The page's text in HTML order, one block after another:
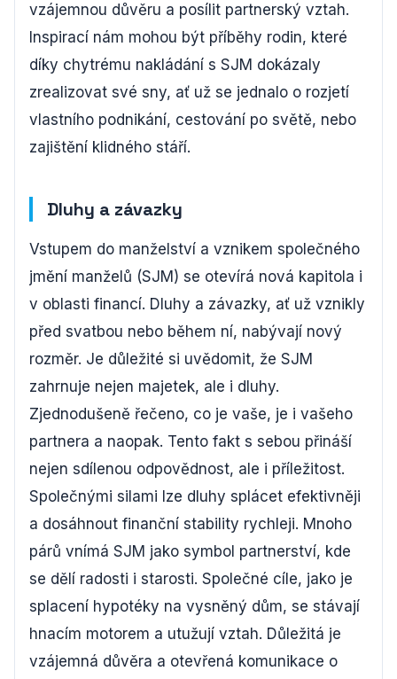
vzájemnou důvěru a posílit partnerský vztah.
Inspirací nám mohou být příběhy rodin, které
díky chytrému nakládání s SJM dokázaly
zrealizovat své sny, ať už se jednalo o rozjetí
vlastního podnikání, cestování po světě, nebo
zajištění klidného stáří.
Dluhy a závazky
Vstupem do manželství a vznikem společného
jmění manželů (SJM) se otevírá nová kapitola i
v oblasti financí. Dluhy a závazky, ať už vznikly
před svatbou nebo během ní, nabývají nový
rozměr. Je důležité si uvědomit, že SJM
zahrnuje nejen majetek, ale i dluhy.
Zjednodušeně řečeno, co je vaše, je i vašeho
partnera a naopak. Tento fakt s sebou přináší
nejen sdílenou odpovědnost, ale i příležitost.
Společnými silami lze dluhy splácet efektivněji
a dosáhnout finanční stability rychleji. Mnoho
párů vnímá SJM jako symbol partnerství, kde
se dělí radosti i starosti. Společné cíle, jako je
splacení hypotéky na vysněný dům, se stávají
hnacím motorem a utužují vztah. Důležitá je
vzájemná důvěra a otevřená komunikace o